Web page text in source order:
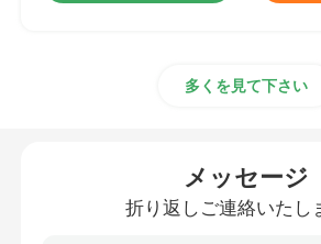
角の接触のボール ベアリング
多くを見て下さい
メッセージ
折り返しご連絡いたし